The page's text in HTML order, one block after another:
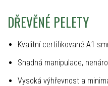
DŘEVĚNÉ PELETY
Kvalitní certifikované A1
Snadná manipulace,
Vysoká výhřevnost a